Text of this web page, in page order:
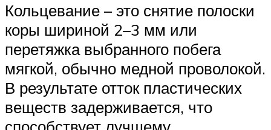
Кольцевание – это снятие полоски
коры шириной 2–3 мм или
перетяжка выбранного побега
мягкой, обычно медной проволокой.
В результате отток пластических
веществ задерживается, что